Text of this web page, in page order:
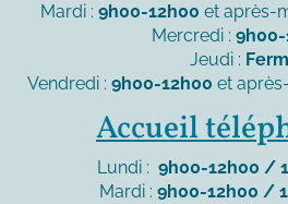
Mardi : 9h00-12h00 et après-
Mercredi : 9h00-
Jeudi :
Vendredi : 9h00-12h00 et
Accueil
Lundi : 9h00-12h00 /
Mardi : 9h00-12h00 /